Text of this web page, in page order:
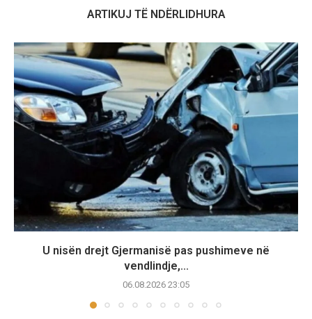
ARTIKUJ TË NDËRLIDHURA
U nisën drejt Gjermanisë pas pushimeve në
vendlindje,...
06.08.2026 23:05